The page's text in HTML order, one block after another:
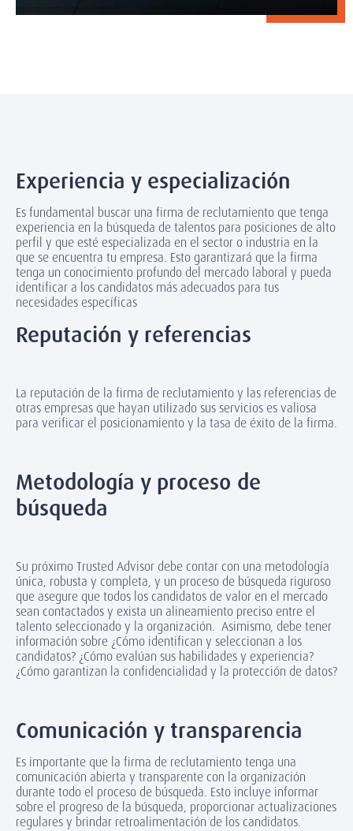
Experiencia y especialización
Es fundamental buscar una firma de reclutamiento que tenga
experiencia en la búsqueda de talentos para posiciones de alto
perfil y que esté especializada en el sector o industria en la
que se encuentra tu empresa. Esto garantizará que la firma
tenga un conocimiento profundo del mercado laboral y pueda
identificar a los candidatos más adecuados para tus
necesidades específicas
Reputación y referencias
La reputación de la firma de reclutamiento y las referencias de
otras empresas que hayan utilizado sus servicios es valiosa
para verificar el posicionamiento y la tasa de éxito de la firma.
Metodología y proceso de
búsqueda
Su próximo Trusted Advisor debe contar con una metodología
única, robusta y completa, y un proceso de búsqueda riguroso
que asegure que todos los candidatos de valor en el mercado
sean contactados y exista un alineamiento preciso entre el
talento seleccionado y la organización. Asimismo, debe tener
información sobre ¿Cómo identifican y seleccionan a los
candidatos? ¿Cómo evalúan sus habilidades y experiencia?
¿Cómo garantizan la confidencialidad y la protección de datos?
Comunicación y transparencia
Es importante que la firma de reclutamiento tenga una
comunicación abierta y transparente con la organización
durante todo el proceso de búsqueda. Esto incluye informar
sobre el progreso de la búsqueda, proporcionar actualizaciones
regulares y brindar retroalimentación de los candidatos.